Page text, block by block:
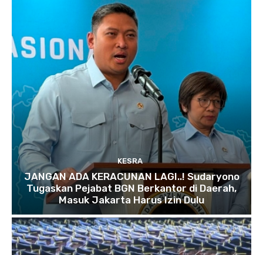
KESRA
JANGAN ADA KERACUNAN LAGI..! Sudaryono
Tugaskan Pejabat BGN Berkantor di Daerah,
Masuk Jakarta Harus Izin Dulu